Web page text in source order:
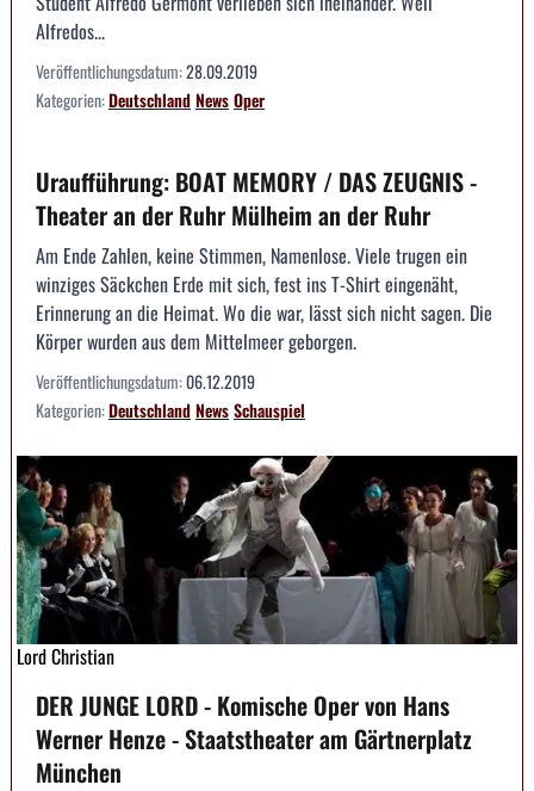
Alfredos...
Veröffentlichungsdatum:28.09.2019
Kategorien:DeutschlandNewsOper
Uraufführung: BOAT MEMORY / DAS ZEUGNIS -
Theater an der Ruhr Mülheim an der Ruhr
Am Ende Zahlen, keine Stimmen, Namenlose. Viele trugen ein
winziges Säckchen Erde mit sich, fest ins T-Shirt eingenäht,
Erinnerung an die Heimat. Wo die war, lässt sich nicht sagen. Die
Körper wurden aus dem Mittelmeer geborgen.
Veröffentlichungsdatum:06.12.2019
Kategorien:DeutschlandNewsSchauspiel
Lord Christian
DER JUNGE LORD - Komische Oper von Hans
Werner Henze - Staatstheater am Gärtnerplatz
München